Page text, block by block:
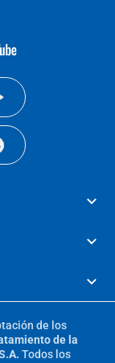
youtube-
de los
de la
Todos los